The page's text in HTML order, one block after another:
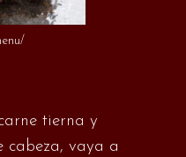
tierna y
cabeza, vaya a